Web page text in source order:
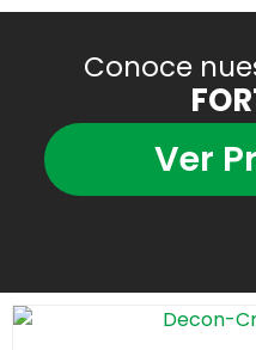
Conoce
Ver